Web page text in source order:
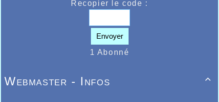
minimes filles Clémence Guirous terminait
4ème en 13’13’’98.
Recopier le code :
Envoyer
1 Abonné

Webmaster - Infos